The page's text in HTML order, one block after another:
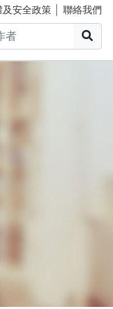
及安全政策 聯絡我們